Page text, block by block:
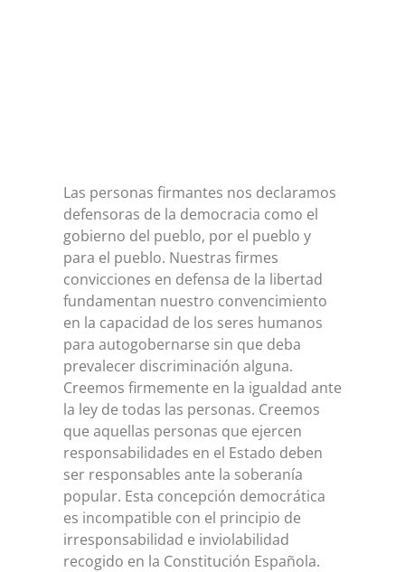
Las personas firmantes nos declaramos
defensoras de la democracia como el
gobierno del pueblo, por el pueblo y
para el pueblo. Nuestras firmes
convicciones en defensa de la libertad
fundamentan nuestro convencimiento
en la capacidad de los seres humanos
para autogobernarse sin que deba
prevalecer discriminación alguna.
Creemos firmemente en la igualdad ante
la ley de todas las personas. Creemos
que aquellas personas que ejercen
responsabilidades en el Estado deben
ser responsables ante la soberanía
popular. Esta concepción democrática
es incompatible con el principio de
irresponsabilidad e inviolabilidad
recogido en la Constitución Española.